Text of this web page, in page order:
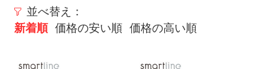
並べ替え：
新着順 価格の安い順 価格の高い順